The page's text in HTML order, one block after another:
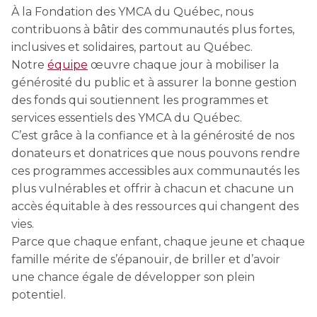
pour enfants
Inscriptions prioritaires : 17 août |
Inscriptions générales : 19 août
DEVENIR MEMBRE
Abonnement
ACTIVITÉS PHYSIQUES
Gym
Cours de groupe
Découvrir Kanawana
Installations
Notre équipe
Guide des parents
Expérience internationale
L'histoire de Kanawana
Ancien.ne.s de Kanawana
LES PROGRAMMES
Trouver un camp de vacances
Inscriptions prioritaires : 17 août |
Inscriptions générales : 19 août
INTERVENTION ET PRÉVENTION
Prévention des dépendances
PERSÉVÉRANCE SCOLAIRE
Passeport pour ma réussite
Soutien aux familles
CERTIFICATIONS PHYSIQUES
Entraînement privé
Entraînement de groupe
Entraînement pour aîné.e.s
Aquaforme
Formation continue
Voir tout
QUALIFICATIONS AQUATIQUES ET SECOURISME
Sauvetage
RÉINTÉGRATION COMMUNAUTAIRE
Réinsertion sociale
Travaux compensatoires
Aide à l'emploi
Travail alternatif journalier
Voir tout
TRAVAIL DE RUE ET DE MILIEU
Dans la rue
À YUL Montréal-Trudeau
À la Fondation des YMCA du Québec, nous
contribuons à bâtir des communautés plus fortes,
inclusives et solidaires, partout au Québec.
Notre équipe œuvre chaque jour à mobiliser la
générosité du public et à assurer la bonne gestion
des fonds qui soutiennent les programmes et
services essentiels des YMCA du Québec.
C’est grâce à la confiance et à la générosité de nos
donateurs et donatrices que nous pouvons rendre
ces programmes accessibles aux communautés les
plus vulnérables et offrir à chacun et chacune un
accès équitable à des ressources qui changent des
vies.
Parce que chaque enfant, chaque jeune et chaque
famille mérite de s’épanouir, de briller et d’avoir
une chance égale de développer son plein
potentiel.